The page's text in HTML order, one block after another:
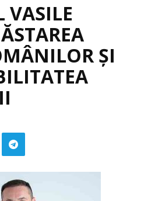
VASILE
ȘI